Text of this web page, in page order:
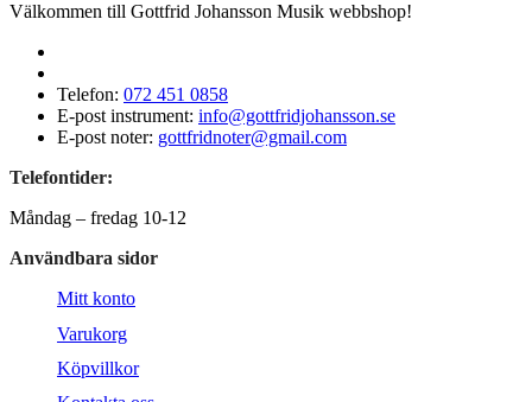
Välkommen till Gottfrid Johansson Musik webbshop!
Telefon: 072 451 0858
E-post instrument: info@gottfridjohansson.se
E-post noter: gottfridnoter@gmail.com
Telefontider:
Måndag – fredag 10-12
Användbara sidor
Mitt konto
Varukorg
Köpvillkor